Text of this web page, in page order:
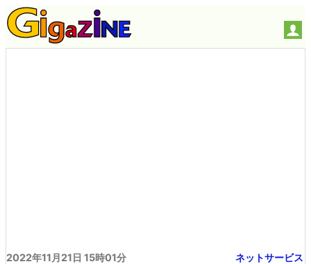
2022年11月21日 15時01分 ネットサービス